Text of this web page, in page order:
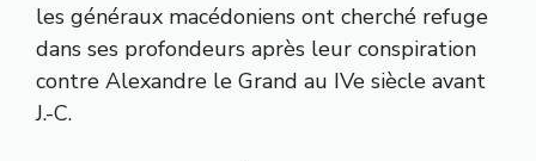
les généraux macédoniens ont cherché refuge
dans ses profondeurs après leur conspiration
contre Alexandre le Grand au IVe siècle avant
J.-C.